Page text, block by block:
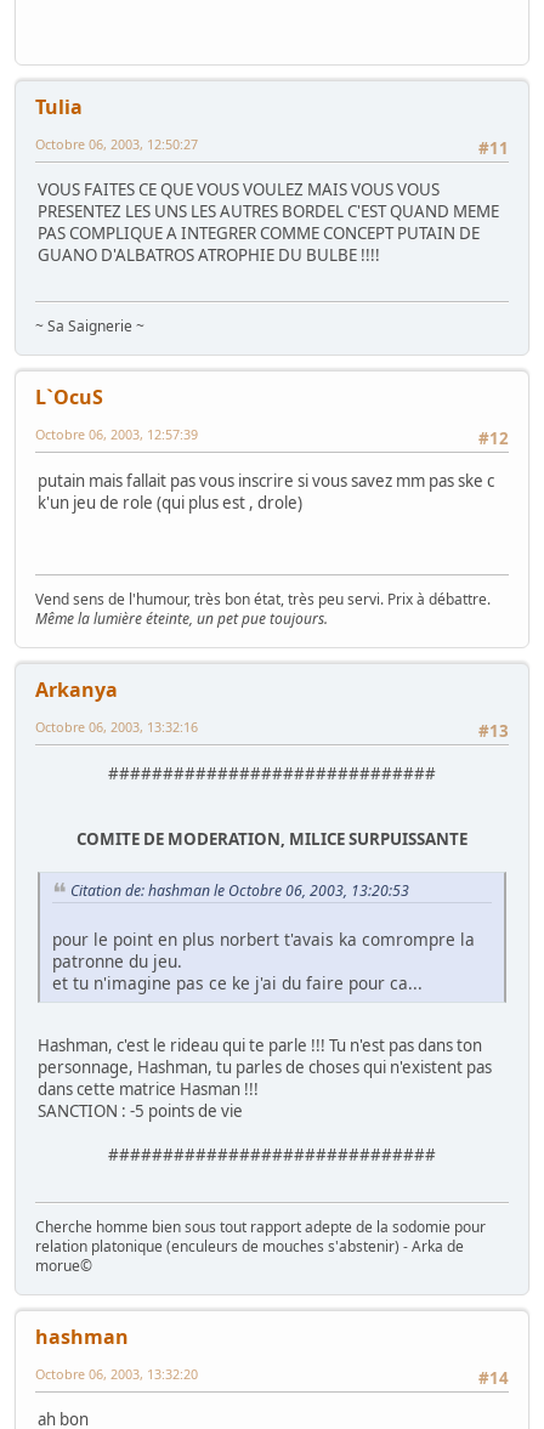
Tulia
#11
Octobre 06, 2003, 12:50:27
VOUS FAITES CE QUE VOUS VOULEZ MAIS VOUS VOUS
PRESENTEZ LES UNS LES AUTRES BORDEL C'EST QUAND MEME
PAS COMPLIQUE A INTEGRER COMME CONCEPT PUTAIN DE
GUANO D'ALBATROS ATROPHIE DU BULBE !!!!
~ Sa Saignerie ~
L`OcuS
#12
Octobre 06, 2003, 12:57:39
putain mais fallait pas vous inscrire si vous savez mm pas ske c
k'un jeu de role (qui plus est , drole)
Vend sens de l'humour, très bon état, très peu servi. Prix à débattre.
Même la lumière éteinte, un pet pue toujours.
Arkanya
#13
Octobre 06, 2003, 13:32:16
##############################
COMITE DE MODERATION, MILICE SURPUISSANTE
Citation de: hashman le Octobre 06, 2003, 13:20:53
pour le point en plus norbert t'avais ka comrompre la
patronne du jeu.
et tu n'imagine pas ce ke j'ai du faire pour ca...
Hashman, c'est le rideau qui te parle !!! Tu n'est pas dans ton
personnage, Hashman, tu parles de choses qui n'existent pas
dans cette matrice Hasman !!!
SANCTION : -5 points de vie
##############################
Cherche homme bien sous tout rapport adepte de la sodomie pour
relation platonique (enculeurs de mouches s'abstenir) - Arka de
morue©
hashman
#14
Octobre 06, 2003, 13:32:20
ah bon